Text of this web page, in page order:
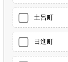
土呂町
日進町